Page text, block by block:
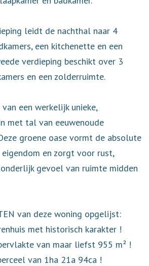
leidt de nachthal naar 4
een kitchenette en een
verdieping beschikt over 3
en een zolderruimte.
een werkelijk unieke,
met tal van eeuwenoude
groene oase vormt de absolute
en zorgt voor rust,
gevoel van ruimte midden
van deze woning opgelijst:
met historisch karakter !
van maar liefst 955 m² !
van 1ha 21a 94ca !